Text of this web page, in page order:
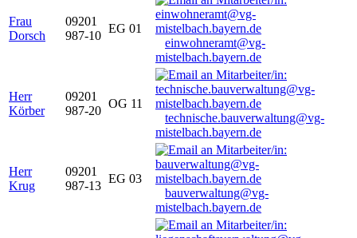
Frau
Dorsch
09201
987-10
EG 01
einwohneramt@vg-
mistelbach.bayern.de
Herr
Körber
09201
987-20
OG 11
technische.bauverwaltung@vg-
mistelbach.bayern.de
Herr
Krug
09201
987-13
EG 03
bauverwaltung@vg-
mistelbach.bayern.de